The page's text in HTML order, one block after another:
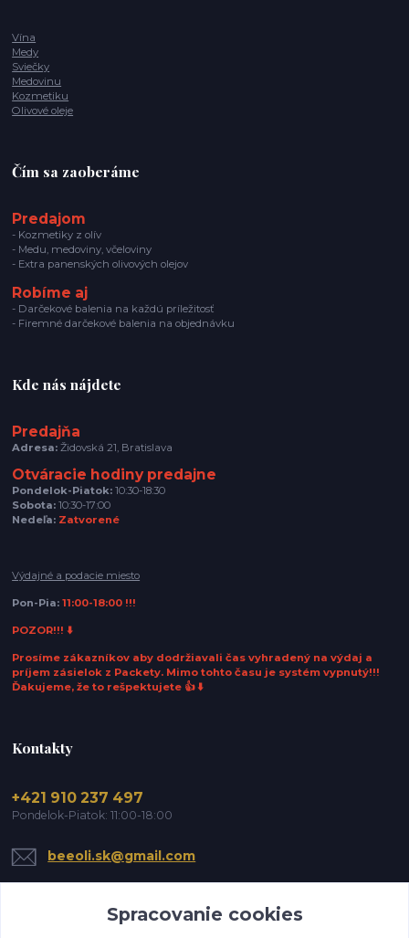
Vína
Medy
Sviečky
Medovinu
Kozmetiku
Olivové oleje
Čím sa zaoberáme
Predajom
- Kozmetiky z olív
- Medu, medoviny, včeloviny
- Extra panenských olivových olejov
Robíme aj
- Darčekové balenia na každú príležitosť
- Firemné darčekové balenia na objednávku
Kde nás nájdete
Predajňa
Adresa: Židovská 21, Bratislava
Otváracie hodiny predajne
Pondelok-Piatok: 10:30-18:30
Sobota: 10:30-17:00
Nedeľa: Zatvorené
Výdajné a podacie miesto
Pon-Pia:11:00-18:00 !!!
POZOR!!! ⬇️
Prosíme zákazníkov aby dodržiavali čas vyhradený na výdaj a
príjem zásielok z Packety. Mimo tohto času je systém vypnutý!!!
Ďakujeme, že to rešpektujete 👍 ⬇️
Kontakty
+421 910 237 497
Pondelok-Piatok: 11:00-18:00
beeoli.sk@gmail.com
Spracovanie cookies